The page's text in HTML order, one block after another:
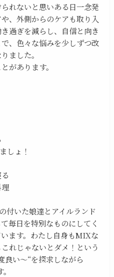
れないと思いある日一念発
、外側からのケアも取り入
過ぎを減らし、自信と向き
、色々な悩みを少しずつ改
ました。
があります。
しょ！
寝る
付いた娘達とアイルランド
毎日を特別なものにしてく
ます。わたし自身もMIXな
れじゃないとダメ！という
良い〜“を探求しながら